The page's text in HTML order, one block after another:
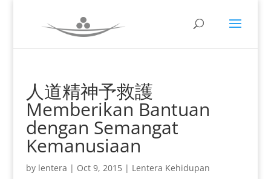
人道精神予救護
Memberikan Bantuan
dengan Semangat
Kemanusiaan
by lentera | Oct 9, 2015| Lentera Kehidupan